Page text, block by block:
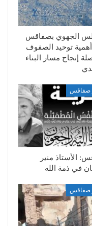
الجهوي بصفاقس
أهمية توحيد الصفوف
إنجاح مسار البناء
صفاقس
الأستاذ منير
في ذمة الله
صفاقس